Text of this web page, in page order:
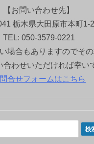
【お問い合わせ先】
栃木県大田原市本町1-
TEL: 050-3579-0221
場合もありますのでそ
合わせいただければ幸い
合せフォームはこちら